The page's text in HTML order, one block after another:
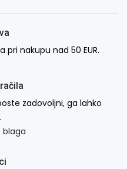
pri nakupu nad 50 EUR.
zadovoljni, ga lahko
blaga